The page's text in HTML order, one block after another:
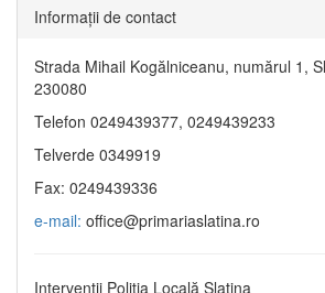
Informaţii de contact
Strada Mihail Kogălniceanu, numărul 1,
230080
Telefon 0249439377, 0249439233
Telverde 0349919
Fax: 0249439336
e-mail: office@primariaslatina.ro
Intervenții Poliția Locală Slatina